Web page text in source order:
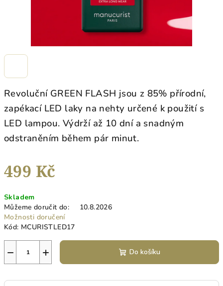
Revoluční GREEN FLASH jsou z 85% přírodní,
zapékací LED laky na nehty určené k použití s
LED lampou. Výdrží až 10 dní a snadným
odstraněním během pár minut.
499 Kč
cena:
Skladem
Můžeme doručit do:
10.8.2026
Možnosti doručení
Kód: MCURISTLED17
+
− Do košíku